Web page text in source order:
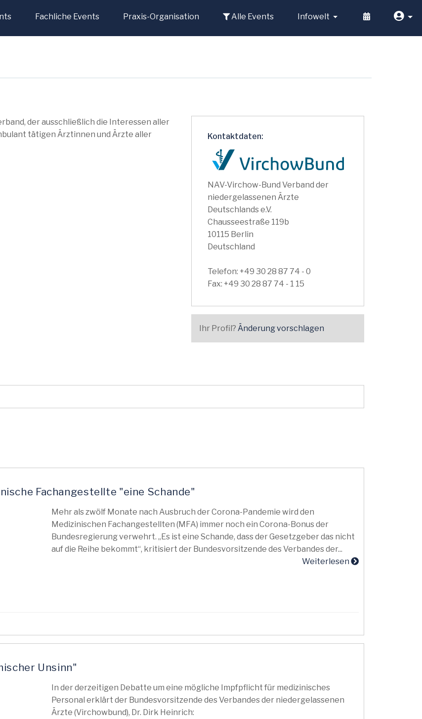
Fachliche Events Praxis-Organisation Alle Events Infowelt
der ausschließlich die Interessen aller
tätigen Ärztinnen und Ärzte aller
Kontaktdaten:
NAV-Virchow-Bund Verband der
niedergelassenen Ärzte
Deutschlands e.V.
Chausseestraße 119b
10115 Berlin
Deutschland
Telefon: +49 30 28 87 74 - 0
Fax: +49 30 28 87 74 - 1 15
Ihr Profil? Änderung vorschlagen
Fachangestellte "eine Schande"
Mehr als zwölf Monate nach Ausbruch der Corona-Pandemie wird den
Medizinischen Fachangestellten (MFA) immer noch ein Corona-Bonus der
Bundesregierung verwehrt. „Es ist eine Schande, dass der Gesetzgeber das nicht
auf die Reihe bekommt“, kritisiert der Bundesvorsitzende des Verbandes der...
Weiterlesen
Unsinn"
In der derzeitigen Debatte um eine mögliche Impfpflicht für medizinisches
Personal erklärt der Bundesvorsitzende des Verbandes der niedergelassenen
Ärzte (Virchowbund), Dr. Dirk Heinrich: